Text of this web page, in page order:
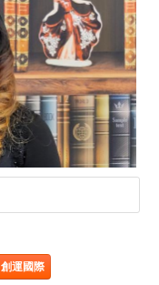
創運國際